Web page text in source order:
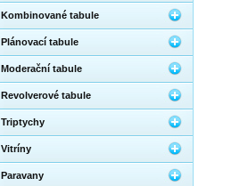
Kombinované tabule
Plánovací tabule
Moderační tabule
Revolverové tabule
Triptychy
Vitríny
Paravany